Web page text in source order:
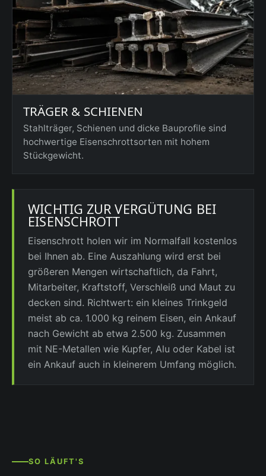
TRÄGER & SCHIENEN
Stahlträger, Schienen und dicke Bauprofile sind
hochwertige Eisenschrottsorten mit hohem
Stückgewicht.
WICHTIG ZUR VERGÜTUNG BEI
EISENSCHROTT
Eisenschrott holen wir im Normalfall kostenlos
bei Ihnen ab. Eine Auszahlung wird erst bei
größeren Mengen wirtschaftlich, da Fahrt,
Mitarbeiter, Kraftstoff, Verschleiß und Maut zu
decken sind. Richtwert: ein kleines Trinkgeld
meist ab ca. 1.000 kg reinem Eisen, ein Ankauf
nach Gewicht ab etwa 2.500 kg. Zusammen
mit NE-Metallen wie Kupfer, Alu oder Kabel ist
ein Ankauf auch in kleinerem Umfang möglich.
SO LÄUFT'S